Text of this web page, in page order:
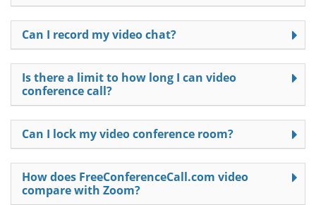
Can I record my video chat?
Is there a limit to how long I can video
conference call?
Can I lock my video conference room?
How does FreeConferenceCall.com video
compare with Zoom?